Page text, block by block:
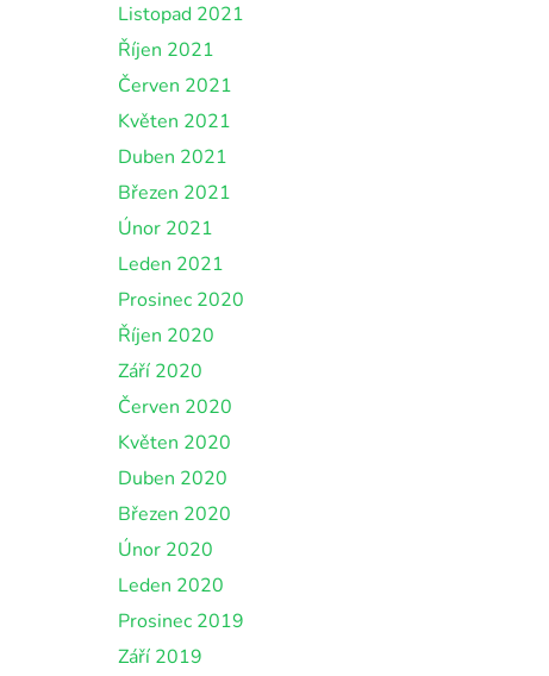
Listopad 2021
Říjen 2021
Červen 2021
Květen 2021
Duben 2021
Březen 2021
Únor 2021
Leden 2021
Prosinec 2020
Říjen 2020
Září 2020
Červen 2020
Květen 2020
Duben 2020
Březen 2020
Únor 2020
Leden 2020
Prosinec 2019
Září 2019